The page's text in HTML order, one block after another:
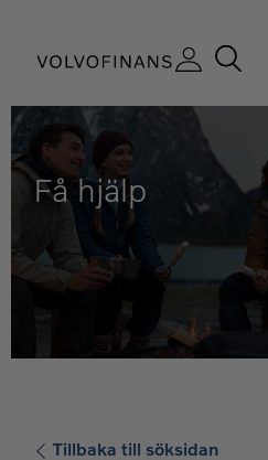
Få hjälp
Tillbaka till söksidan